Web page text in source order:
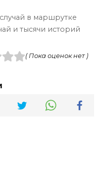
случай в маршрутке
и тысячи историй
( Пока оценок нет )